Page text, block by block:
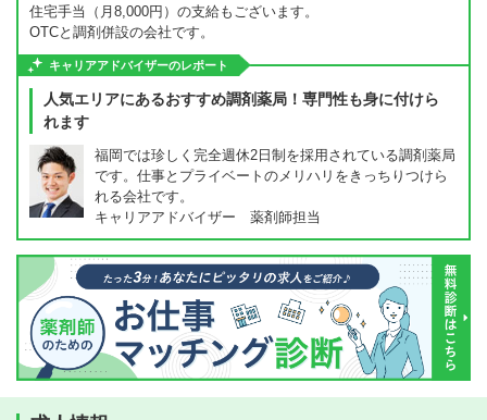
住宅手当（月8,000円）の支給もございます。
OTCと調剤併設の会社です。
キャリアアドバイザーのレポート
人気エリアにあるおすすめ調剤薬局！専門性も身に付けら
れます
福岡では珍しく完全週休2日制を採用されている調剤薬局
です。仕事とプライベートのメリハリをきっちりつけら
れる会社です。
キャリアアドバイザー 薬剤師担当